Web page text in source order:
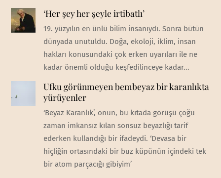
‘Her şey her şeyle irtibatlı’
19. yüzyılın en ünlü bilim insanıydı. Sonra bütün
dünyada unutuldu. Doğa, ekoloji, iklim, insan
hakları konusundaki çok erken uyarıları ile ne
kadar önemli olduğu keşfedilinceye kadar...
Ufku görünmeyen bembeyaz bir karanlıkta
yürüyenler
‘Beyaz Karanlık’, onun, bu kıtada görüşü çoğu
zaman imkansız kılan sonsuz beyazlığı tarif
ederken kullandığı bir ifadeydi. ‘Devasa bir
hiçliğin ortasındaki bir buz küpünün içindeki tek
bir atom parçacığı gibiyim’